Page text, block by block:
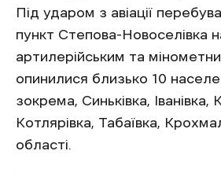
Під ударом з авіації
пункт Степова-Новоселівка
артилерійським та
опинилися близько 10
зокрема, Синьківка, Іванівка,
Котлярівка, Табаївка,
області.